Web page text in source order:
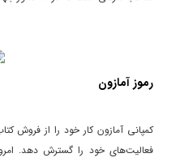
رموز آمازون
کمپانی آمازون کار خود را از فروش
فعالیت‌های خود را گسترش دهد.